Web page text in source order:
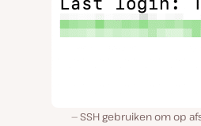
SSH gebruiken om op